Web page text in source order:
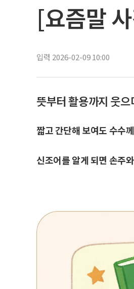
[요즘말
입력 2026-02-09 10:00
뜻부터 활용까지 웃
짧고 간단해 보여도 수수
신조어를 알게 되면 손주